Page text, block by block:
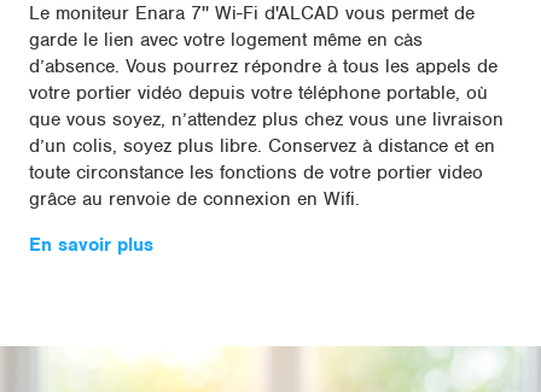
Le moniteur Enara 7'' Wi-Fi d'ALCAD vous permet de
garde le lien avec votre logement même en càs
d’absence. Vous pourrez répondre à tous les appels de
votre portier vidéo depuis votre téléphone portable, où
que vous soyez, n’attendez plus chez vous une livraison
d’un colis, soyez plus libre. Conservez à distance et en
toute circonstance les fonctions de votre portier video
grâce au renvoie de connexion en Wifi.
En savoir plus